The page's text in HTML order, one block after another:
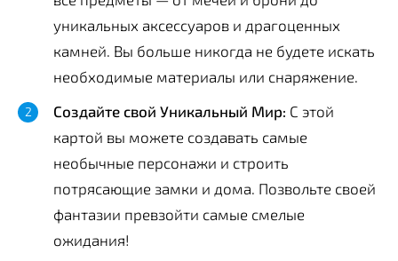
уникальных аксессуаров и драгоценных
камней. Вы больше никогда не будете искать
необходимые материалы или снаряжение.
Создайте свой Уникальный Мир: С этой
картой вы можете создавать самые
необычные персонажи и строить
потрясающие замки и дома. Позвольте своей
фантазии превзойти самые смелые
ожидания!